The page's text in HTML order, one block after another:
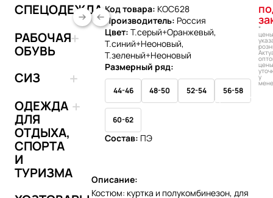
СПЕЦОДЕЖДА
РАБОЧАЯ
ОБУВЬ
СИЗ
ОДЕЖДА
ДЛЯ
ОТДЫХА,
СПОРТА
И
ТУРИЗМА
Код товара: КОС628
Производитель: Россия
Цвет: Т.серый+Оранжевый,
Т.синий+Неоновый,
Т.зеленый+Неоновый
Размерный ряд:
44-46 48-50 52-54 56-58
60-62
Состав: ПЭ
*
цены
цены
у
Добавить в
Описание:
Костюм: куртка и полукомбинезон, для